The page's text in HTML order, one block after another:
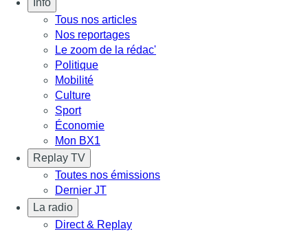
Tous nos articles
Nos reportages
Le zoom de la rédac'
Politique
Mobilité
Culture
Sport
Économie
Mon BX1
Replay TV
Toutes nos émissions
Dernier JT
La radio
Direct & Replay